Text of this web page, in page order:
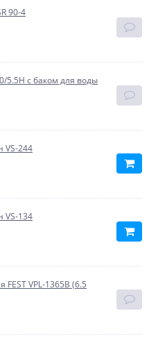
90-4
5.5H с баком для воды
VS-244
VS-134
VPL-1365B (6.5